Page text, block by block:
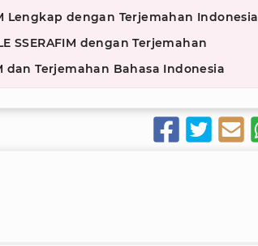
Lengkap dengan Terjemahan Indonesia
SSERAFIM dengan Terjemahan
dan Terjemahan Bahasa Indonesia